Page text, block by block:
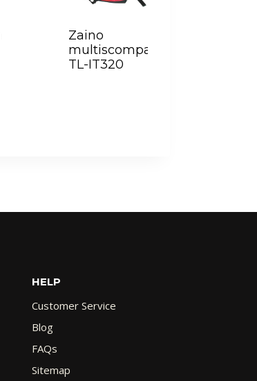
Zaino
multiscomparto
TL-IT320
HELP
Customer Service
Blog
FAQs
Sitemap